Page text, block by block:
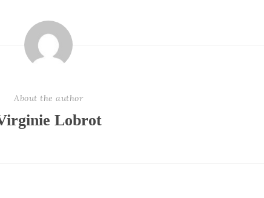
About the author
Lobrot